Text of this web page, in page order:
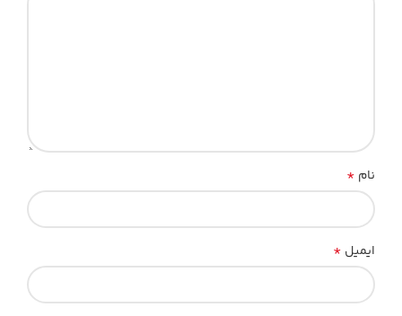
نام *
ایمیل *